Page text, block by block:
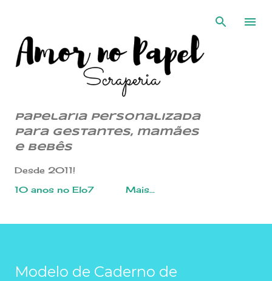
Papelaria Personalizada
para gestantes, mamães
e bebês
Desde 2011!
10 anos no Elo7
Mais…
Modelo de Caderno de